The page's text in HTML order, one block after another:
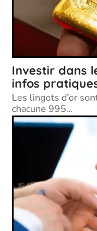
Investir dans
infos
Les lingots d’or
chacune 995…